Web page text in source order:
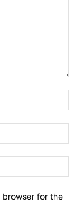
browser for the